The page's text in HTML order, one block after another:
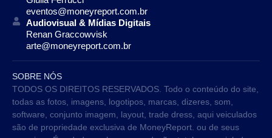
eventos@moneyreport.com.br
Audiovisual & Mídias Digitais
Renan Graccowvisk
arte@moneyreport.com.br
SOBRE NÓS
TODOS OS DIREITOS RESERVADOS. Todo o conteúdo do site,
todas as fotos, imagens, logotipos, marcas, dizeres, som,
software, conjunto imagem, layout, trade dress, aqui veiculados
são de propriedade exclusiva de MoneyReport. ou de seus